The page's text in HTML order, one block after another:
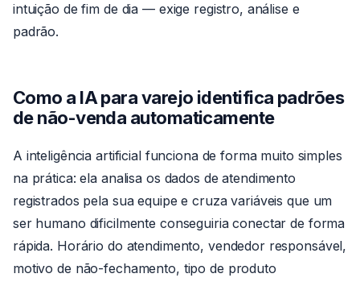
intuição de fim de dia — exige registro, análise e
padrão.
Como a IA para varejo identifica padrões
de não-venda automaticamente
A inteligência artificial funciona de forma muito simples
na prática: ela analisa os dados de atendimento
registrados pela sua equipe e cruza variáveis que um
ser humano dificilmente conseguiria conectar de forma
rápida. Horário do atendimento, vendedor responsável,
motivo de não-fechamento, tipo de produto